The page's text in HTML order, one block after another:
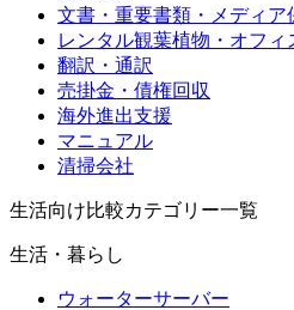
文書・重要書類・メディア
レンタル観葉植物・オフィ
翻訳・通訳
売掛金・債権回収
海外進出支援
マニュアル
清掃会社
生活向け比較カテゴリー一覧
生活・暮らし
ウォーターサーバー